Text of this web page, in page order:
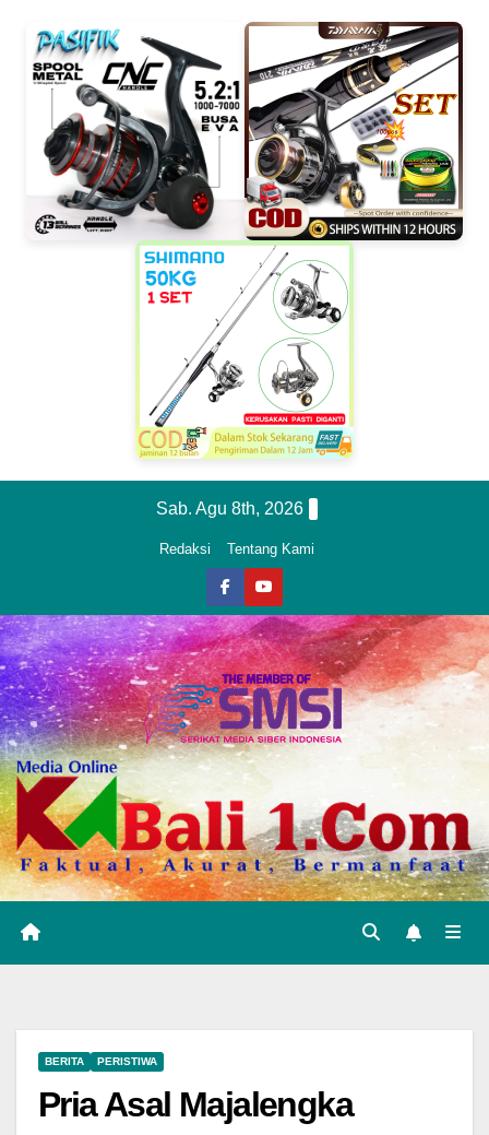
Sab. Agu 8th, 2026
Redaksi Tentang Kami
BERITA PERISTIWA
Pria Asal Majalengka